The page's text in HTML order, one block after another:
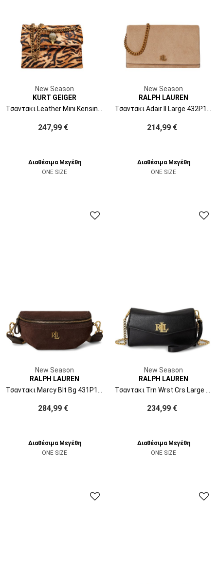
New Season
KURT GEIGER
Τσαντακι Leather Mini Kensington 5017346189 46-camel/oth
247,99 €
Διαθέσιμα Μεγέθη
ONE SIZE
New Season
RALPH LAUREN
Τσαντακι Adair II Large 432P15691001 tan
214,99 €
Διαθέσιμα Μεγέθη
ONE SIZE
New Season
RALPH LAUREN
284,99 €
Διαθέσιμα Μεγέθη
ONE SIZE
New Season
RALPH LAUREN
234,99 €
Διαθέσιμα Μεγέθη
ONE SIZE